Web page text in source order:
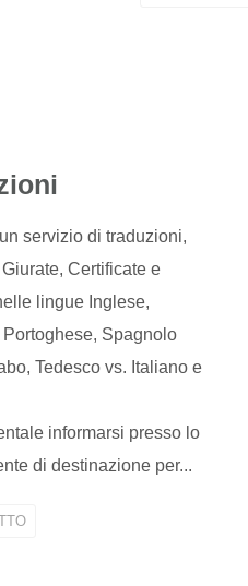
servizio di traduzioni,
Certificate e
lingue Inglese,
Portoghese, Spagnolo
Tedesco vs. Italiano e
informarsi presso lo
di destinazione per...